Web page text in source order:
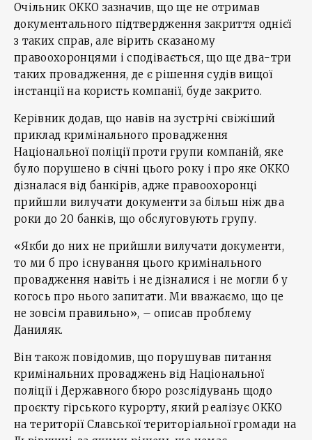
Очільник ОККО зазначив, що ще не отримав
документального підтвердження закриття однієї
з таких справ, але вірить сказаному
правоохоронцями і сподівається, що ще два-три
таких провадження, де є рішення судів вищої
інстанції на користь компанії, буде закрито.
Керівник додав, що навів на зустрічі свіжіший
приклад кримінального провадження
Національної поліції проти групи компаній, яке
було порушено в січні цього року і про яке ОККО
дізналася від банкірів, адже правоохоронці
прийшли вилучати документи за більш ніж два
роки до 20 банків, що обслуговують групу.
«Якби до них не прийшли вилучати документи,
то ми б про існування цього кримінального
провадження навіть і не дізналися і не могли б у
когось про нього запитати. Ми вважаємо, що це
не зовсім правильно», – описав проблему
Даниляк.
Він також повідомив, що порушував питання
кримінальних проваджень від Національної
поліції і Державного бюро розслідувань щодо
проєкту гірського курорту, який реалізує ОККО
на території Славської територіальної громади на